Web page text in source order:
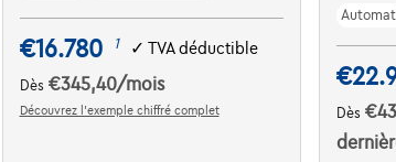
€16.780 1 ✓ TVA déductible
Dès €345,40/mois
Découvrez l’exemple chiffré complet Dès